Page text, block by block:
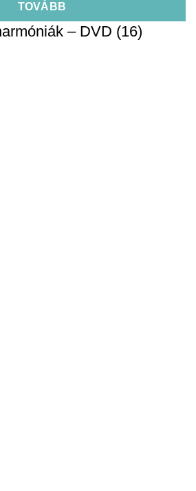
TOVÁBB
– DVD (16)